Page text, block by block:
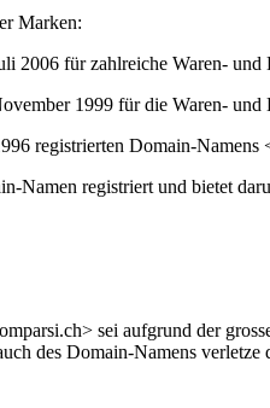
Marken:
für zahlreiche Waren- und
1999 für die Waren- und
registrierten Domain-Namens
Namen registriert und bietet
sei aufgrund der
des Domain-Namens